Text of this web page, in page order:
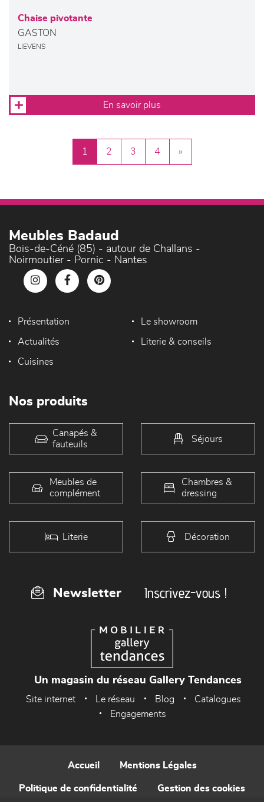
Chaise pivotante
GASTON
LIEVENS
En savoir plus
1 2 3 4 »
Meubles Badaud
Bois-de-Céné (85) - autour de Challans -
Noirmoutier - Pornic - Nantes
Présentation Le showroom
Actualités Literie & conseils
Cuisines
Nos produits
Canapés &
fauteuils
Séjours
Meubles de
complément
Chambres &
dressing
Literie Décoration
Newsletter Inscrivez-vous !
Un magasin du réseau Gallery Tendances
Site internet Le réseau Blog
Catalogues
Engagements
Accueil Mentions Légales
Politique de confidentialité Gestion des cookies